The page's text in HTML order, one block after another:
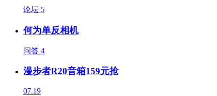
论坛 5
何为单反相机
问答 4
漫步者R20音箱159元抢
07.19